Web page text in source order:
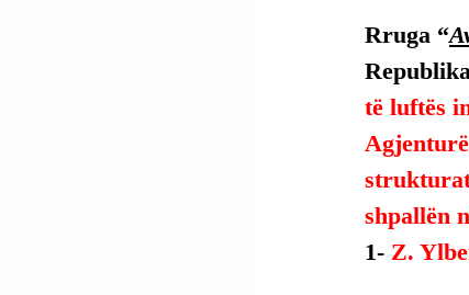
Rruga “
të luftës
shpallën
1- Z.